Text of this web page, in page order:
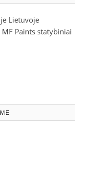
Lietuvoje
Paints statybiniai